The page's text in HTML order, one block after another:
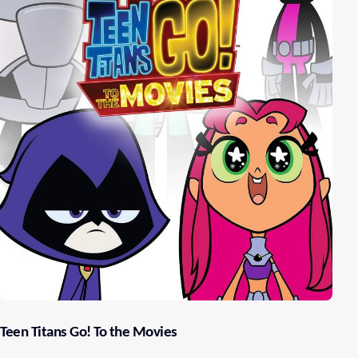
Teen Titans Go! To the Movies